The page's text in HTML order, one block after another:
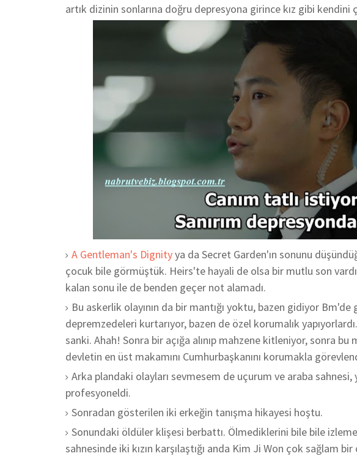
artık dizinin sonlarına doğru depresyona girince kız gibi kendini
A Gentleman's Dignityya da Secret Garden'ın sonunu
çocuk bile görmüştük. Heirs'te hayali de olsa bir mutlu son vardı.
kalan sonu ile de benden geçer not alamadı.
Bu askerlik olayının da bir mantığı yoktu, bazen gidiyor
depremzedeleri kurtarıyor, bazen de özel korumalık
sanki. Ahah! Sonra bir açığa alınıp mahzene kitleniyor, sonra
devletin en üst makamını Cumhurbaşkanını korumakla
Arka plandaki olayları sevmesem de uçurum ve araba sahnesi,
profesyoneldi.
Sonradan gösterilen iki erkeğin tanışma hikayesi hoştu.
Sonundaki öldüler klişesi berbattı. Ölmediklerini bile bile
sahnesinde iki kızın karşılaştığı anda Kim Ji Won çok sağlam